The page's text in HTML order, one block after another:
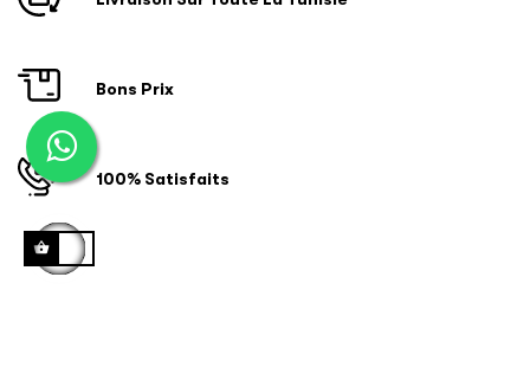
Bons Prix
100% Satisfaits